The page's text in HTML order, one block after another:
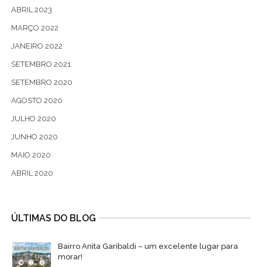
ABRIL 2023
MARÇO 2022
JANEIRO 2022
SETEMBRO 2021
SETEMBRO 2020
AGOSTO 2020
JULHO 2020
JUNHO 2020
MAIO 2020
ABRIL 2020
ÚLTIMAS DO BLOG
Bairro Anita Garibaldi – um excelente lugar para
morar!